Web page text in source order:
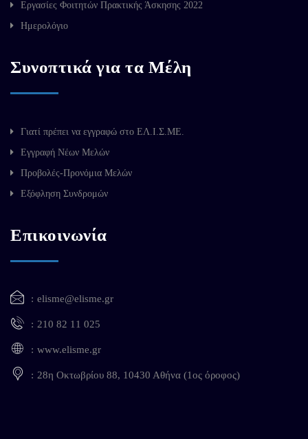
Εργασίες Φοιτητών Πρακτικής Άσκησης 2022
Ημερολόγιο
Συνοπτικά για τα Μέλη
Γιατί πρέπει να εγγραφώ στο ΕΛ.Ι.Σ.ΜΕ.
Εγγραφή Νέων Μελών
Προβολές-Προνόμια Μελών
Εξόφληση Συνδρομών
Επικοινωνία
elisme@elisme.gr
210 82 11 025
www.elisme.gr
28η Οκτωβρίου 88, 10430 Αθήνα (1ος όροφος)